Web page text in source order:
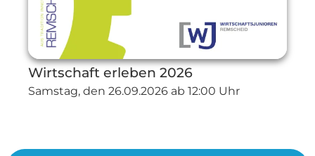
Wirtschaft erleben 2026
Samstag, den 26.09.2026 ab 12:00 Uhr